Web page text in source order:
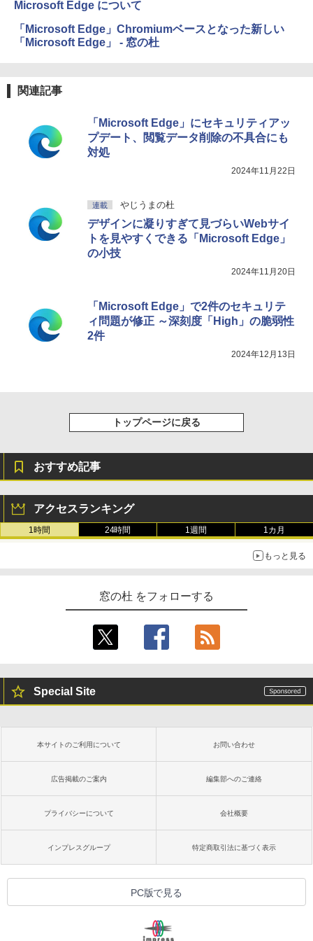
Microsoft Edge について
「Microsoft Edge」Chromiumベースとなった新しい
「Microsoft Edge」 - 窓の杜
関連記事
「Microsoft Edge」にセキュリティアッ
プデート、閲覧データ削除の不具合にも
対処
2024年11月22日
連載 やじうまの杜
デザインに凝りすぎて見づらいWebサイ
トを見やすくできる「Microsoft Edge」
の小技
2024年11月20日
「Microsoft Edge」で2件のセキュリテ
ィ問題が修正 ～深刻度「High」の脆弱性
2件
2024年12月13日
トップページに戻る
おすすめ記事
アクセスランキング
1時間 24時間 1週間 1カ月
もっと見る
窓の杜 をフォローする
Special Site
本サイトのご利用について お問い合わせ
広告掲載のご案内 編集部へのご連絡
プライバシーについて 会社概要
インプレスグループ 特定商取引法に基づく表示
PC版で見る